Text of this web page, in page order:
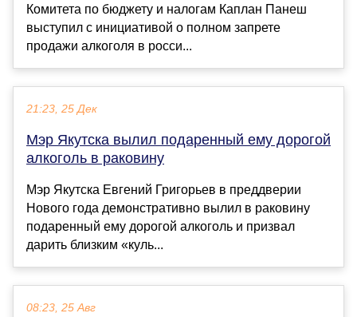
Комитета по бюджету и налогам Каплан Панеш
выступил с инициативой о полном запрете
продажи алкоголя в росси...
21:23, 25 Дек
Мэр Якутска вылил подаренный ему дорогой
алкоголь в раковину
Мэр Якутска Евгений Григорьев в преддверии
Нового года демонстративно вылил в раковину
подаренный ему дорогой алкоголь и призвал
дарить близким «куль...
08:23, 25 Авг